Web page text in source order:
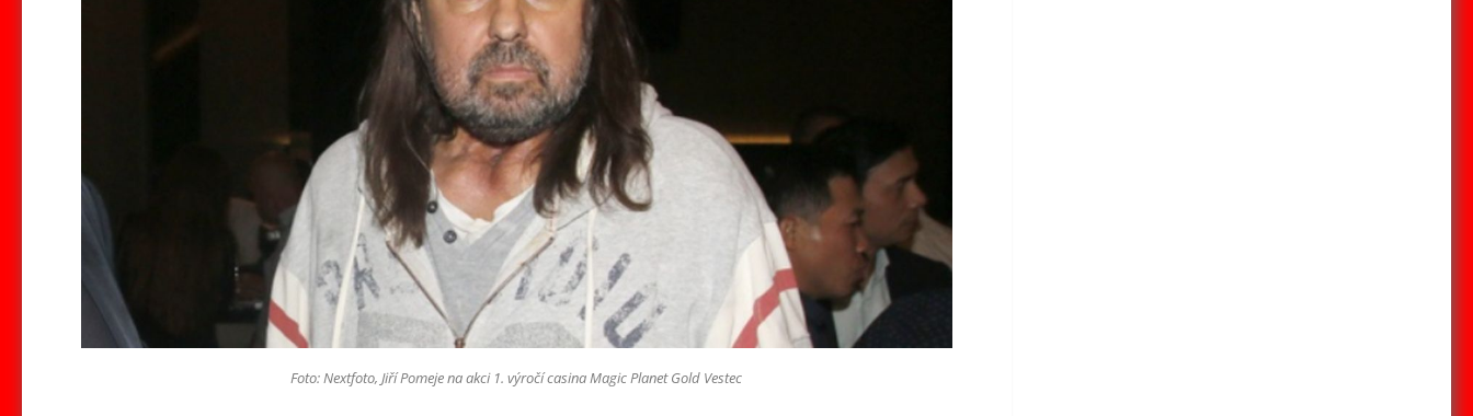
Foto: Nextfoto, Jiří Pomeje na akci 1. výročí casina Magic Planet Gold Vestec